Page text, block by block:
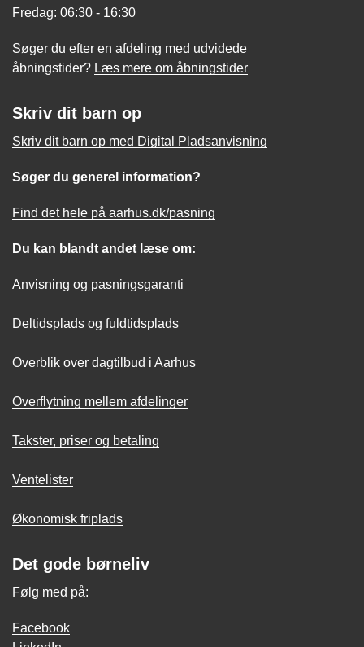
Fredag: 06:30 - 16:30
Søger du efter en afdeling med udvidede
åbningstider? Læs mere om åbningstider
Skriv dit barn op
Skriv dit barn op med Digital Pladsanvisning
Søger du generel information?
Find det hele på aarhus.dk/pasning
Du kan blandt andet læse om:
Anvisning og pasningsgaranti
Deltidsplads og fuldtidsplads
Overblik over dagtilbud i Aarhus
Overflytning mellem afdelinger
Takster, priser og betaling
Ventelister
Økonomisk friplads
Det gode børneliv
Følg med på:
Facebook